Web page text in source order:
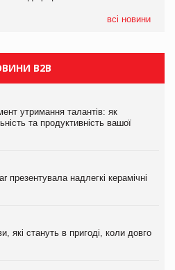
всі новини
B2B
утримання талантів: як
та продуктивність вашої
презентувала надлегкі керамічні
які стануть в пригоді, коли довго